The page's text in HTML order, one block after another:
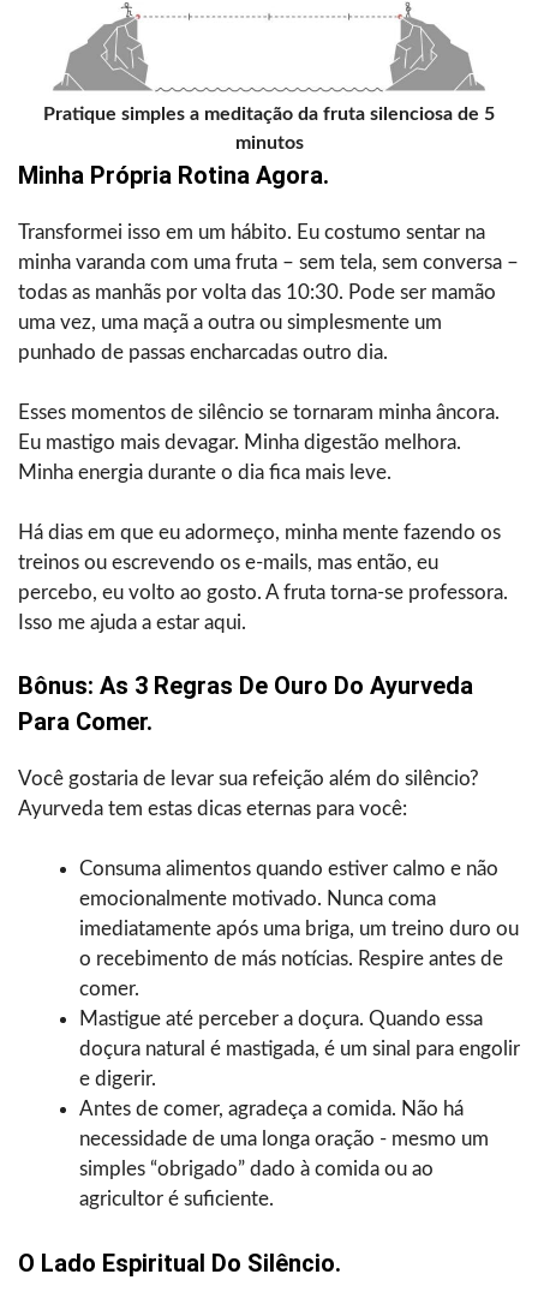
Pratique simples a meditação da fruta silenciosa de 5
minutos
Minha Própria Rotina Agora.
Transformei isso em um hábito. Eu costumo sentar na
minha varanda com uma fruta – sem tela, sem conversa –
todas as manhãs por volta das 10:30. Pode ser mamão
uma vez, uma maçã a outra ou simplesmente um
punhado de passas encharcadas outro dia.
Esses momentos de silêncio se tornaram minha âncora.
Eu mastigo mais devagar. Minha digestão melhora.
Minha energia durante o dia fica mais leve.
Há dias em que eu adormeço, minha mente fazendo os
treinos ou escrevendo os e-mails, mas então, eu
percebo, eu volto ao gosto. A fruta torna-se professora.
Isso me ajuda a estar aqui.
Bônus: As 3 Regras De Ouro Do Ayurveda
Para Comer.
Você gostaria de levar sua refeição além do silêncio?
Ayurveda tem estas dicas eternas para você:
Consuma alimentos quando estiver calmo e não
emocionalmente motivado. Nunca coma
imediatamente após uma briga, um treino duro ou
o recebimento de más notícias. Respire antes de
comer.
Mastigue até perceber a doçura. Quando essa
doçura natural é mastigada, é um sinal para engolir
e digerir.
Antes de comer, agradeça a comida. Não há
necessidade de uma longa oração - mesmo um
simples “obrigado” dado à comida ou ao
agricultor é suficiente.
O Lado Espiritual Do Silêncio.